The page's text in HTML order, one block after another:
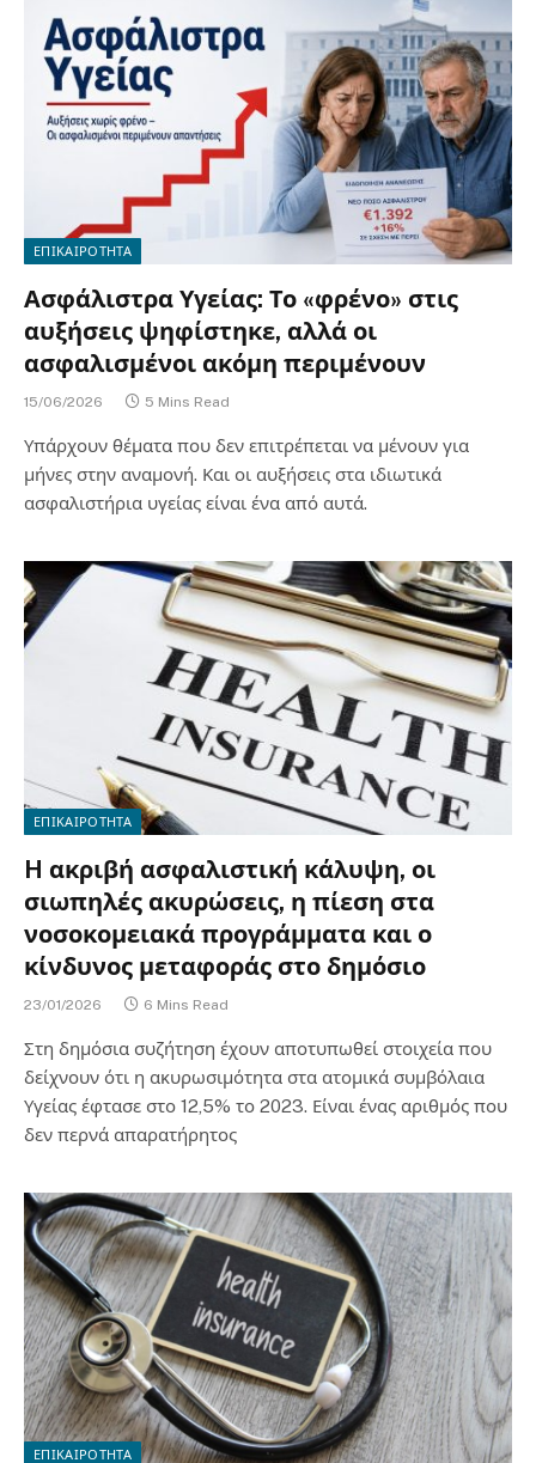
ΕΠΙΚΑΙΡΟΤΗΤΑ
Ασφάλιστρα Υγείας: Το «φρένο» στις
αυξήσεις ψηφίστηκε, αλλά οι
ασφαλισμένοι ακόμη περιμένουν
15/06/2026 5 Mins Read
Υπάρχουν θέματα που δεν επιτρέπεται να μένουν για
μήνες στην αναμονή. Και οι αυξήσεις στα ιδιωτικά
ασφαλιστήρια υγείας είναι ένα από αυτά.
ΕΠΙΚΑΙΡΟΤΗΤΑ
H ακριβή ασφαλιστική κάλυψη, οι
σιωπηλές ακυρώσεις, η πίεση στα
νοσοκομειακά προγράμματα και ο
κίνδυνος μεταφοράς στο δημόσιο
23/01/2026 6 Mins Read
Στη δημόσια συζήτηση έχουν αποτυπωθεί στοιχεία που
δείχνουν ότι η ακυρωσιμότητα στα ατομικά συμβόλαια
Υγείας έφτασε στο 12,5% το 2023. Είναι ένας αριθμός που
δεν περνά απαρατήρητος
ΕΠΙΚΑΙΡΟΤΗΤΑ